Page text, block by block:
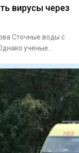
вирусы через
Сточные воды с
ученые